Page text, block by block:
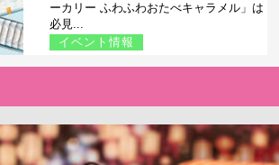
ーカリー ふわふわおたべキャラメル」は
必見...
イベント情報